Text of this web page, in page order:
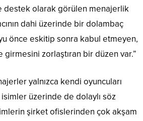
destek olarak görülen menajerlik
dahi üzerinde bir dolambaç
önce eskitip sonra kabul etmeyen,
zorlaştıran bir düzen var.”
yalnızca kendi oyuncuları
üzerinde de dolaylı söz
şirket ofislerinden çok akşam